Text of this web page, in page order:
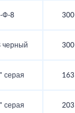
300
черный 300
серая 163
серая 203